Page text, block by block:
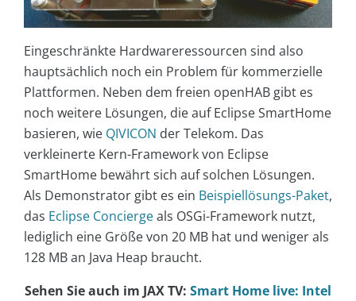
Eingeschränkte Hardwareressourcen sind also
hauptsächlich noch ein Problem für kommerzielle
Plattformen. Neben dem freien openHAB gibt es
noch weitere Lösungen, die auf Eclipse SmartHome
basieren, wie QIVICON der Telekom. Das
verkleinerte Kern-Framework von Eclipse
SmartHome bewährt sich auf solchen Lösungen.
Als Demonstrator gibt es ein Beispiellösungs-Paket,
das Eclipse Conciergeals OSGi-Framework nutzt,
lediglich eine Größe von 20 MB hat und weniger als
128 MB an Java Heap braucht.
Sehen Sie auch im JAX TV: Smart Home live: Intel